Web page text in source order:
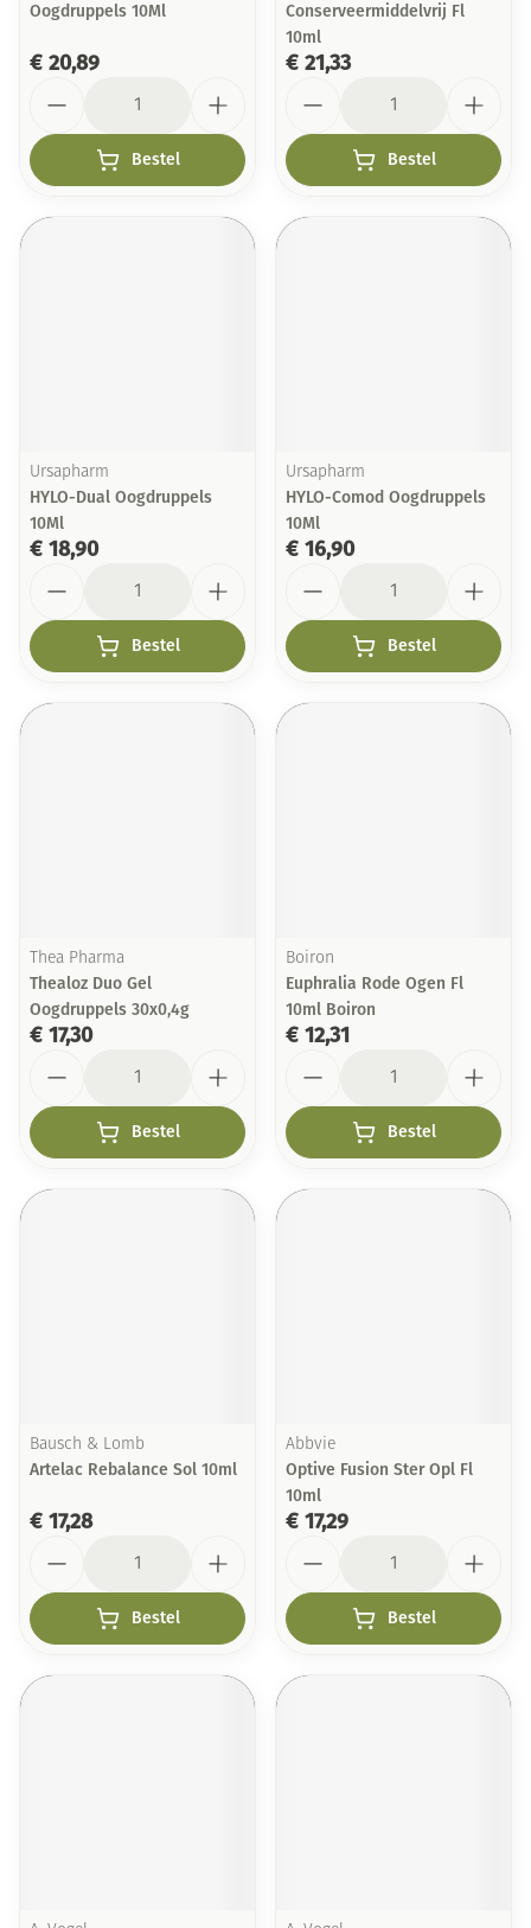
Oogdruppels 10Ml
€ 20,89
Bestel
Conserveermiddelvrij Fl
10ml
€ 21,33
Bestel
Ursapharm
HYLO-Dual Oogdruppels
10Ml
€ 18,90
Bestel
Ursapharm
HYLO-Comod Oogdruppels
10Ml
€ 16,90
Bestel
Thea Pharma
Thealoz Duo Gel
Oogdruppels 30x0,4g
€ 17,30
Bestel
Boiron
Euphralia Rode Ogen Fl
10ml Boiron
€ 12,31
Bestel
Bausch & Lomb
Artelac Rebalance Sol 10ml
€ 17,28
Bestel
Abbvie
Optive Fusion Ster Opl Fl
10ml
€ 17,29
Bestel